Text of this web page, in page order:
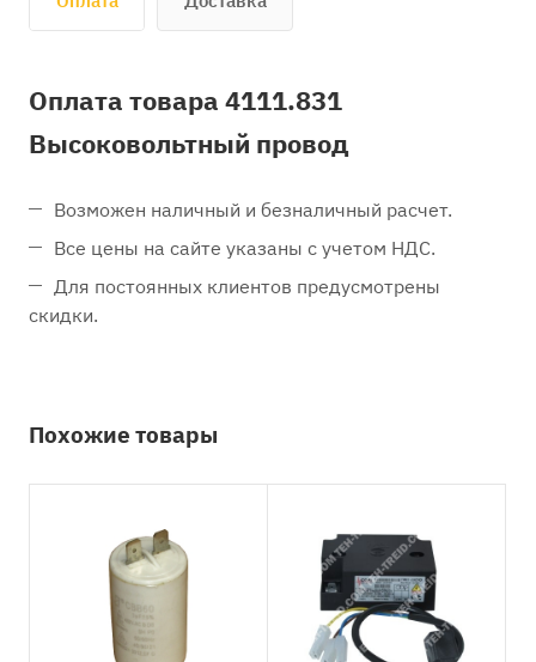
Оплата товара 4111.831
Высоковольтный провод
Возможен наличный и безналичный расчет.
Все цены на сайте указаны с учетом НДС.
Для постоянных клиентов предусмотрены
скидки.
Похожие товары